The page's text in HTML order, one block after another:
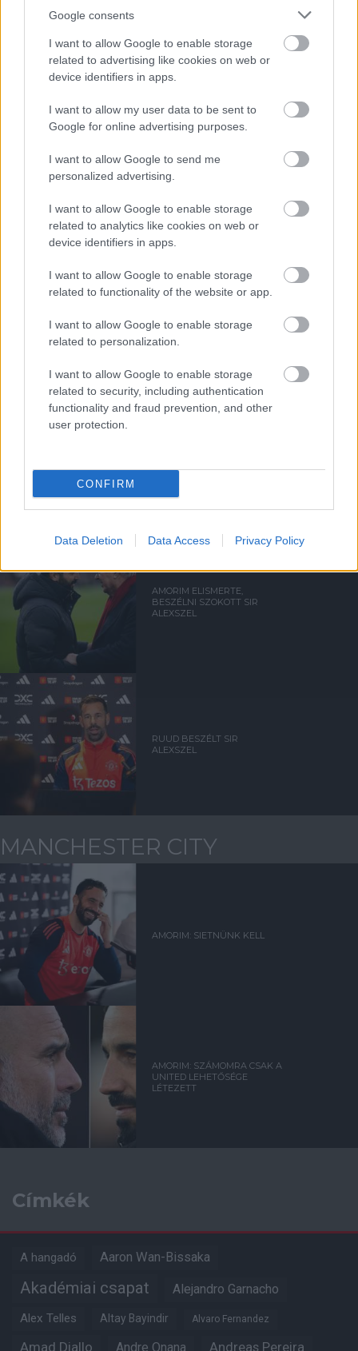
Google consents
I want to allow Google to enable storage
related to advertising like cookies on web or
device identifiers in apps.
I want to allow my user data to be sent to
Google for online advertising purposes.
I want to allow Google to send me
personalized advertising.
I want to allow Google to enable storage
related to analytics like cookies on web or
device identifiers in apps.
I want to allow Google to enable storage
related to functionality of the website or app.
I want to allow Google to enable storage
related to personalization.
I want to allow Google to enable storage
related to security, including authentication
functionality and fraud prevention, and other
user protection.
CONFIRM
Data Deletion Data Access Privacy Policy
Támogasd adományoddal
a ManUtdFanatics.hu működését!
Kapcsolódó hírek
SIR ALEX FERGUSON
FLETCHER "SZÜRREÁLIS"
POZITIVITÁS
VISSZAHOZÁSÁRÓL
AMORIM ELISMERTE,
BESZÉLNI SZOKOTT SIR
ALEXSZEL
RUUD BESZÉLT SIR
ALEXSZEL
MANCHESTER CITY
AMORIM: SIETNÜNK KELL
AMORIM: SZÁMOMRA CSAK A
UNITED LEHETŐSÉGE
LÉTEZETT
Címkék
A hangadó Aaron Wan-Bissaka
Akadémiai csapat Alejandro Garnacho
Alex Telles Altay Bayindir Alvaro Fernandez
Amad Diallo Andre Onana Andreas Pereira